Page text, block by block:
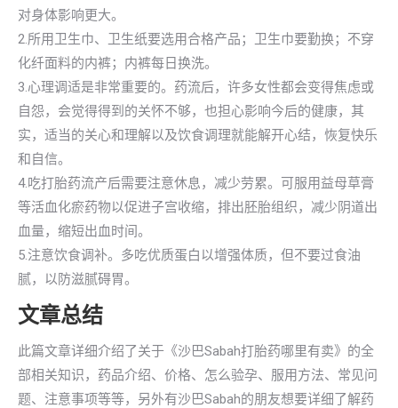
对身体影响更大。
2.所用卫生巾、卫生纸要选用合格产品；卫生巾要勤换；不穿
化纤面料的内裤；内裤每日换洗。
3.心理调适是非常重要的。药流后，许多女性都会变得焦虑或
自怨，会觉得得到的关怀不够，也担心影响今后的健康，其
实，适当的关心和理解以及饮食调理就能解开心结，恢复快乐
和自信。
4.吃打胎药流产后需要注意休息，减少劳累。可服用益母草膏
等活血化瘀药物以促进子宫收缩，排出胚胎组织，减少阴道出
血量，缩短出血时间。
5.注意饮食调补。多吃优质蛋白以增强体质，但不要过食油
腻，以防滋腻碍胃。
文章总结
此篇文章详细介绍了关于《沙巴Sabah打胎药哪里有卖》的全
部相关知识，药品介绍、价格、怎么验孕、服用方法、常见问
题、注意事项等等，另外有沙巴Sabah的朋友想要详细了解药